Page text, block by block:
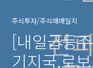
주식투자/주식매매일지
[내일급등
기지국,로